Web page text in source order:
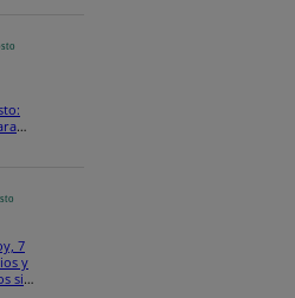
7
y
sin